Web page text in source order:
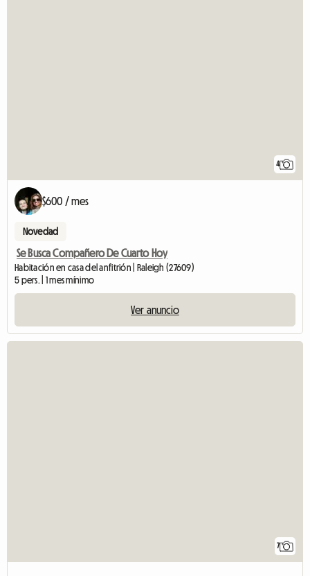
4
$600 / mes
Novedad
Se Busca Compañero De Cuarto Hoy
Habitación en casa del anfitrión | Raleigh (27609)
5 pers. | 1 mes mínimo
Ver anuncio
7